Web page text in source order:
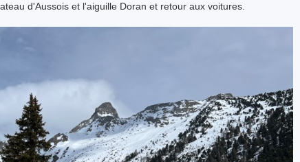
d'Aussois et l'aiguille Doran et retour aux voitures.